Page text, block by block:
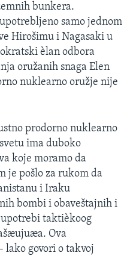
bunkera.
samo jednom
Hirošimu i Nagasaki u
èlan odbora
oružanih snaga Elen
nuklearno oružje nije
prodorno nuklearno
ima duboko
koje moramo da
je pošlo za rukom da
i Iraku
bombi i obaveštajnih i
upotrebi taktièkoog
Ova
govori o takvoj